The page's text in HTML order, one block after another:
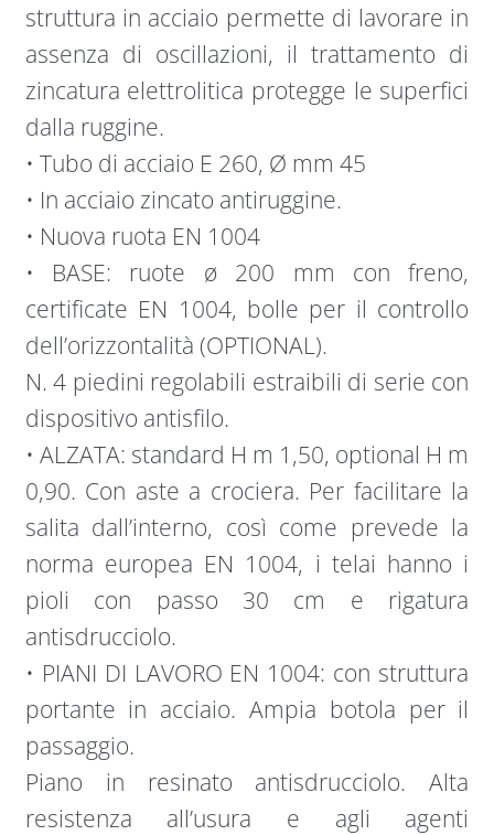
struttura in acciaio permette di lavorare in
assenza di oscillazioni, il trattamento di
zincatura elettrolitica protegge le superfici
dalla ruggine.
• Tubo di acciaio E 260, Ø mm 45
• In acciaio zincato antiruggine.
• Nuova ruota EN 1004
• BASE: ruote ø 200 mm con freno,
certificate EN 1004, bolle per il controllo
dell’orizzontalità (OPTIONAL).
N. 4 piedini regolabili estraibili di serie con
dispositivo antisfilo.
• ALZATA: standard H m 1,50, optional H m
0,90. Con aste a crociera. Per facilitare la
salita dall’interno, così come prevede la
norma europea EN 1004, i telai hanno i
pioli con passo 30 cm e rigatura
antisdrucciolo.
• PIANI DI LAVORO EN 1004: con struttura
portante in acciaio. Ampia botola per il
passaggio.
Piano in resinato antisdrucciolo. Alta
resistenza all’usura e agli agenti